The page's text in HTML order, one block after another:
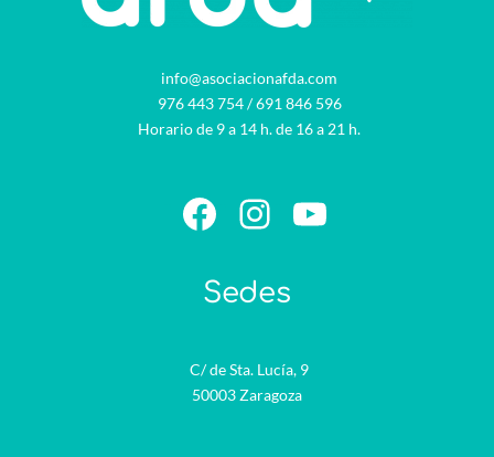
info@asociacionafda.com
976 443 754/691 846 596
Horario de 9 a 14 h. de 16 a 21 h.
Facebook
Instagram
YouTube
Sedes
C/ de Sta. Lucía, 9
50003 Zaragoza